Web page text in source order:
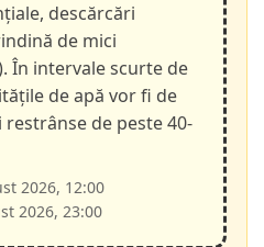
descărcări
de mici
În intervale scurte de
de apă vor fi de
de peste 40-
2026, 12:00
2026, 23:00